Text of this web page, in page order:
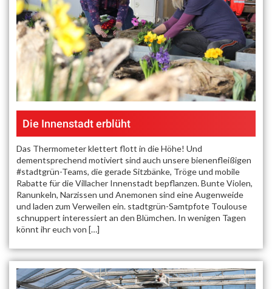
Die Innenstadt erblüht
Das Thermometer klettert flott in die Höhe! Und
dementsprechend motiviert sind auch unsere bienenfleißigen
#stadtgrün-Teams, die gerade Sitzbänke, Tröge und mobile
Rabatte für die Villacher Innenstadt bepflanzen. Bunte Violen,
Ranunkeln, Narzissen und Anemonen sind eine Augenweide
und laden zum Verweilen ein. stadtgrün-Samtpfote Toulouse
schnuppert interessiert an den Blümchen. In wenigen Tagen
könnt ihr euch von […]